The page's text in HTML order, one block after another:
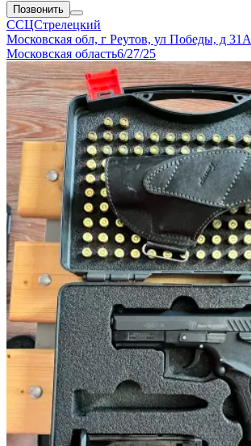
Позвонить
ССЦСтрелецкий
Московская обл, г Реутов, ул Победы, д 31А
Московская область6/27/25